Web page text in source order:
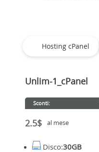
Hosting cPanel
Unlim-1_cPanel
Sconti:
2.5$ al mese
Disco:30GB